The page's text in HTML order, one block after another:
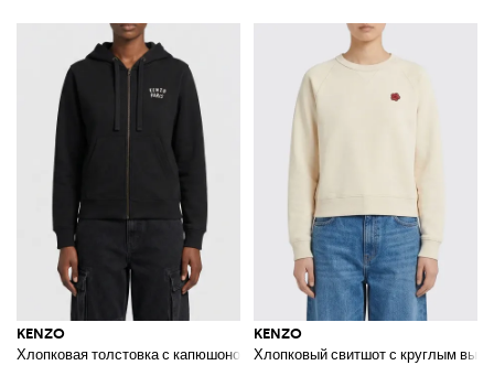
KENZO
Хлопковая толстовка с капюшоном и логотипом
KENZO
Хлопковый свитшот с круглым